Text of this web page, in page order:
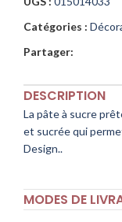
Catégories :
Partager:
DESCRIPTION
La pâte à sucre
et sucrée qui
Design..
MODES DE